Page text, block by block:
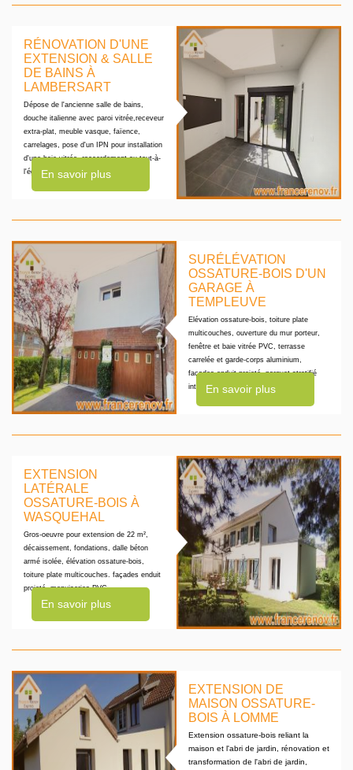
RÉNOVATION D'UNE
EXTENSION & SALLE
DE BAINS À
LAMBERSART
Dépose de l'ancienne salle de bains,
douche italienne avec paroi vitrée,receveur
extra-plat, meuble vasque, faïence,
carrelages, pose d'un IPN pour installation
d'une baie vitrée, raccordement au tout-à-
l'égoûtEn savoir plus
SURÉLÉVATION
OSSATURE-BOIS D'UN
GARAGE À
TEMPLEUVE
Elévation ossature-bois, toiture plate
multicouches, ouverture du mur porteur,
fenêtre et baie vitrée PVC, terrasse
carrelée et garde-corps aluminium,
façades enduit projeté, parquet stratifié
intérieurEn savoir plus
EXTENSION
LATÉRALE
OSSATURE-BOIS À
WASQUEHAL
Gros-oeuvre pour extension de 22 m²,
décaissement, fondations, dalle béton
armé isolée, élévation ossature-bois,
toiture plate multicouches. façades enduit
projeté, menuiseries PVC.
En savoir plus
EXTENSION DE
MAISON OSSATURE-
BOIS À LOMME
Extension ossature-bois reliant la
maison et l'abri de jardin, rénovation et
transformation de l'abri de jardin,